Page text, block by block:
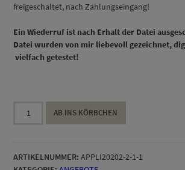
freigeschaltet, nach Zahlungseingang!
Ein Wiederruf ist nach Erhalt der Datei
Datei wurden von mir liebevoll gezeichnet,
vielfach getestet!
und
Tante
AB INS KÖRBCHEN
ARTIKELNUMMER: APPLI20202-2-1-1